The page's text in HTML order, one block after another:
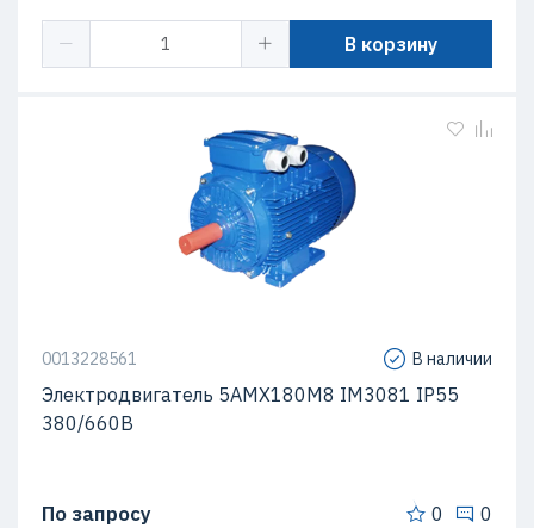
В корзину
0013228561 В наличии
Электродвигатель 5АМХ180M8 IM3081 IP55
380/660В
По запросу 0 0